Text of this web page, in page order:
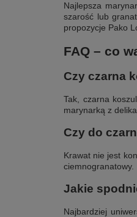
Najlepsza
szarość lub
propozycje Pako
FAQ – co
Czy czarna
Tak, czarna
marynarką z
Czy do
Krawat nie jest
ciemnogranatowy.
Jakie
Najbardziej